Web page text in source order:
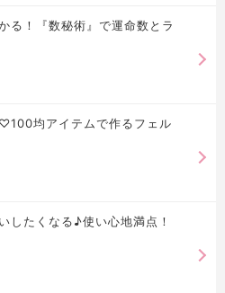
る！『数秘術』で運命数とラ
均アイテムで作るフェル
したくなる♪使い心地満点！